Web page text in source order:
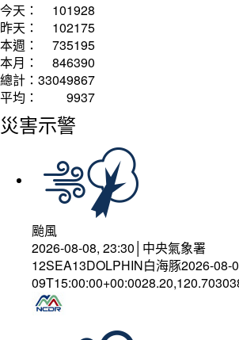
今天：
101928
昨天：
102175
本週：
735195
本月：
846390
總計： 33049867
平均：
9937
災害示警
颱風
2026-08-08, 23:30│中央氣象署
12SEA13DOLPHIN白海豚2026-